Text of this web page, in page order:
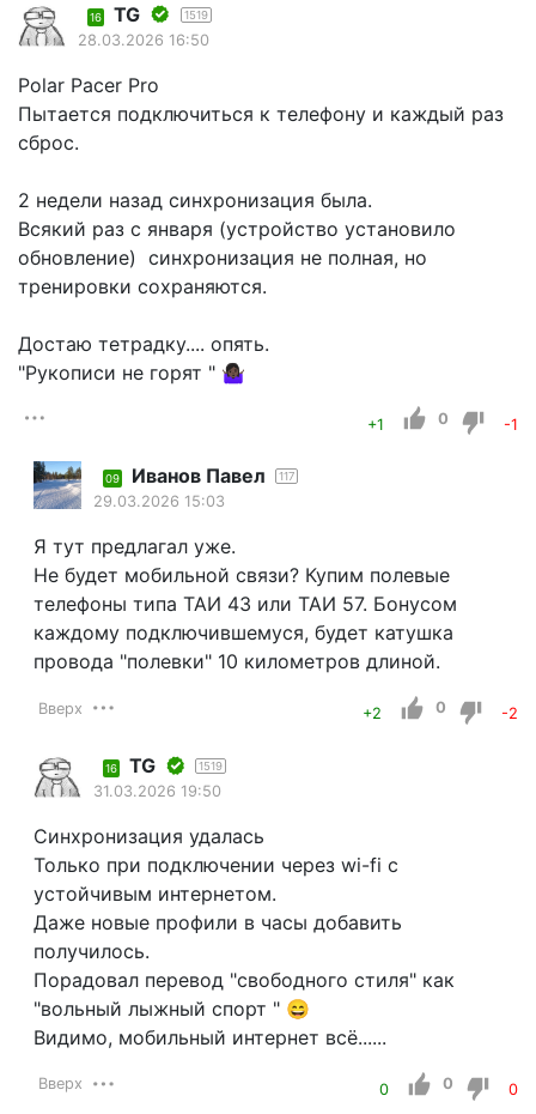
16 TG 1519
28.03.2026 16:50
Polar Pacer Pro
Пытается подключиться к телефону и каждый раз
сброс.
2 недели назад синхронизация была.
Всякий раз с января (устройство установило
обновление) синхронизация не полная, но
тренировки сохраняются.
Достаю тетрадку.... опять.
"Рукописи не горят " 🤷🏿‍♀️
+1 0 -1
09 Иванов Павел 117
29.03.2026 15:03
Я тут предлагал уже.
Не будет мобильной связи? Купим полевые
телефоны типа ТАИ 43 или ТАИ 57. Бонусом
каждому подключившемуся, будет катушка
провода "полевки" 10 километров длиной.
Вверх +2 0 -2
16 TG 1519
31.03.2026 19:50
Синхронизация удалась
Только при подключении через wi-fi с
устойчивым интернетом.
Даже новые профили в часы добавить
получилось.
Порадовал перевод "свободного стиля" как
"вольный лыжный спорт " 😄
Видимо, мобильный интернет всё......
Вверх 0 0 0